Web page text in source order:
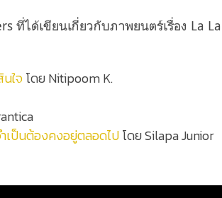
ที่ได้เขียนเกี่ยวกับภาพยนตร์เรื่อง La La
ใจโดย Nitipoom K.
ำเป็นต้องคงอยู่ตลอดไปโดย Silapa Junior